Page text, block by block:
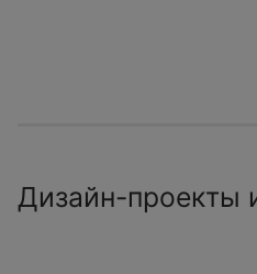
Дизайн-проекты